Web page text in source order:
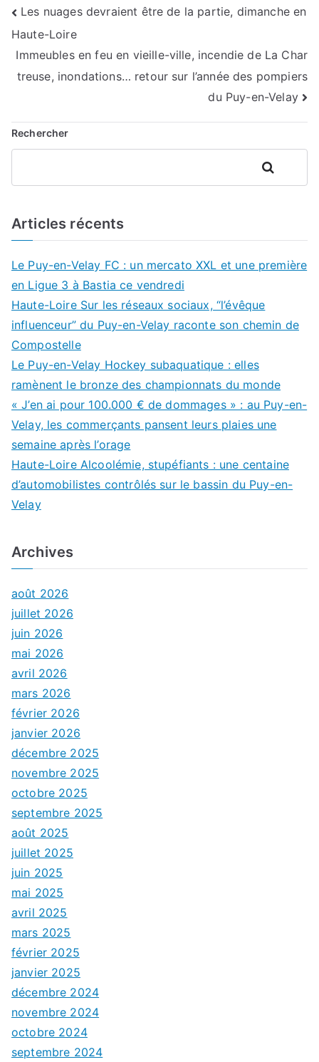
Navigation
de
l’article
Les nuages devraient être de la partie, dimanche en
Haute-Loire
Immeubles en feu en vieille-ville, incendie de La Char
treuse, inondations… retour sur l’année des pompiers
du Puy-en-Velay
Rechercher
Rechercher
Articles récents
Le Puy-en-Velay FC : un mercato XXL et une première
en Ligue 3 à Bastia ce vendredi
Haute-Loire Sur les réseaux sociaux, “l’évêque
influenceur” du Puy-en-Velay raconte son chemin de
Compostelle
Le Puy-en-Velay Hockey subaquatique : elles
ramènent le bronze des championnats du monde
« J’en ai pour 100.000 € de dommages » : au Puy-en-
Velay, les commerçants pansent leurs plaies une
semaine après l’orage
Haute-Loire Alcoolémie, stupéfiants : une centaine
d’automobilistes contrôlés sur le bassin du Puy-en-
Velay
Archives
août 2026
juillet 2026
juin 2026
mai 2026
avril 2026
mars 2026
février 2026
janvier 2026
décembre 2025
novembre 2025
octobre 2025
septembre 2025
août 2025
juillet 2025
juin 2025
mai 2025
avril 2025
mars 2025
février 2025
janvier 2025
décembre 2024
novembre 2024
octobre 2024
septembre 2024